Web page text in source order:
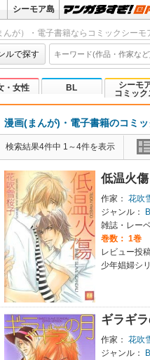
シーモア島
んが）・電子書籍ならコミックシーモ
ルで探す
・女性 BL
シーモ
コミック
漫画(まんが)・電子書籍のコミ
検索結果4件中 1～4件を表示
低温火傷
作家： 花吹
ジャンル：
雑誌・レー
巻数： 1巻
レビュー投
少年娼婦シ
ギラギラ
作家： 花吹
ジャンル：